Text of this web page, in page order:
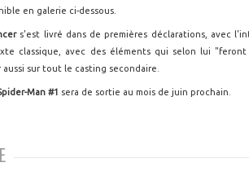
en galerie ci-dessous.
s'est livré dans de premières déclarations, avec
classique, avec des éléments qui selon lui
aussi sur tout le casting secondaire.
Man #1 sera de sortie au mois de juin prochain.